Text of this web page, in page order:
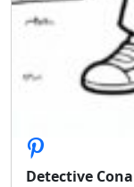
Detective